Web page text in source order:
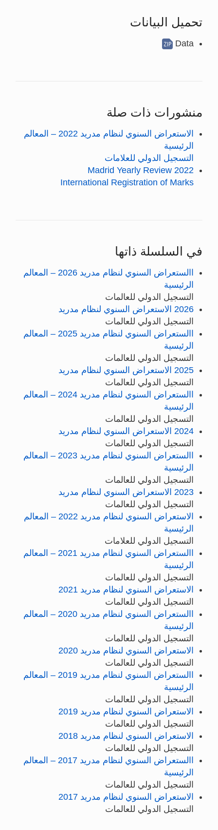
تحميل البيانات
Data
منشورات ذات صلة
الاستعراض السنوي لنظام مدريد 2022 – المعالم
الرئيسية
التسجيل الدولي للعلامات
Madrid Yearly Review 2022
International Registration of Marks
في السلسلة ذاتها
االستعراض السنوي لنظام مدريد 2026 – المعالم
الرئيسية
التسجيل الدولي للعالمات
2026 الاستعراض السنوي لنظام مدريد
التسجيل الدولي للعالمات
االستعراض السنوي لنظام مدريد 2025 – المعالم
الرئيسية
التسجيل الدولي للعالمات
2025 الاستعراض السنوي لنظام مدريد
التسجيل الدولي للعالمات
االستعراض السنوي لنظام مدريد 2024 – المعالم
الرئيسية
التسجيل الدولي للعالمات
2024 الاستعراض السنوي لنظام مدريد
التسجيل الدولي للعالمات
االستعراض السنوي لنظام مدريد 2023 – المعالم
الرئيسية
التسجيل الدولي للعالمات
2023 الاستعراض السنوي لنظام مدريد
التسجيل الدولي للعالمات
الاستعراض السنوي لنظام مدريد 2022 – المعالم
الرئيسية
التسجيل الدولي للعلامات
االستعراض السنوي لنظام مدريد 2021 – المعالم
الرئيسية
التسجيل الدولي للعالمات
الاستعراض السنوي لنظام مدريد 2021
التسجيل الدولي للعالمات
االستعراض السنوي لنظام مدريد 2020 – المعالم
الرئيسية
التسجيل الدولي للعالمات
الاستعراض السنوي لنظام مدريد 2020
التسجيل الدولي للعالمات
االستعراض السنوي لنظام مدريد 2019 – المعالم
الرئيسية
التسجيل الدولي للعالمات
الاستعراض السنوي لنظام مدريد 2019
التسجيل الدولي للعالمات
الاستعراض السنوي لنظام مدريد 2018
التسجيل الدولي للعالمات
االستعراض السنوي لنظام مدريد 2017 – المعالم
الرئيسية
التسجيل الدولي للعالمات
الاستعراض السنوي لنظام مدريد 2017
التسجيل الدولي للعالمات